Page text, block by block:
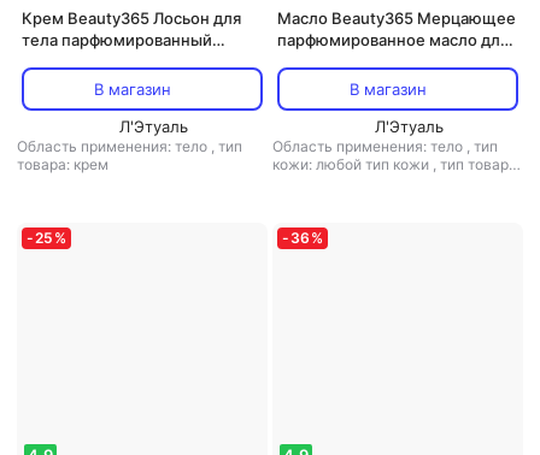
Крем Beauty365 Лосьон для
тела парфюмированный
В магазин
Л'Этуаль
Область применения: тело , тип
товара: крем
Масло Beauty365 Мерцающее
парфюмированное масло для
SPF10 100В магазин
Л'Этуаль
Область применения: тело , тип
кожи: любой тип кожи , тип товара:
-25 % - 36 %